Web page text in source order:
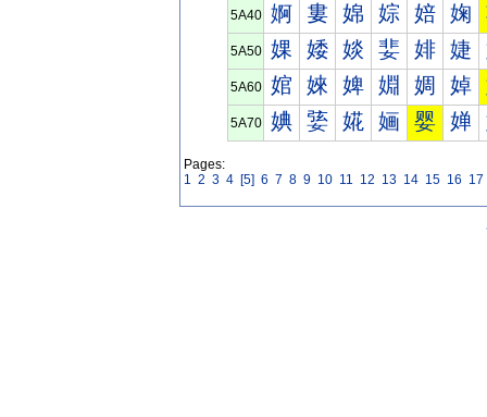
5A40 婀 婁 婂 婃 婄 婅
5A50 婐 婑 婒 婓 婔 婕
5A60 婠 婡 婢 婣 婤 婥
5A70 婰 婱 婲 婳 婴 婵
Pages:
1 2 3 4 [5] 6 7 8 9 10 11 12 13 14 15 16 17